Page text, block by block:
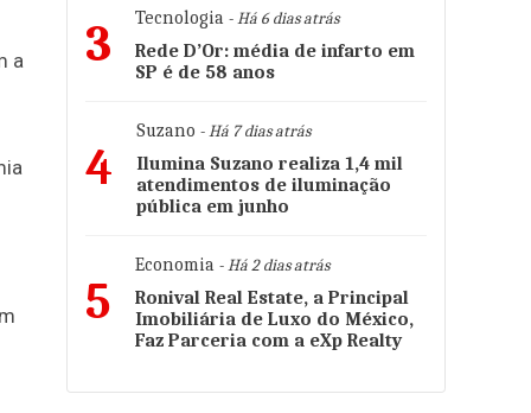
a
3 Tecnologia - Há 6 dias atrás
Rede D’Or: média de infarto em
SP é de 58 anos
4
Suzano - Há 7 dias atrás
Ilumina Suzano realiza 1,4 mil
atendimentos de iluminação
pública em junho
5
Economia - Há 2 dias atrás
Ronival Real Estate, a Principal
Imobiliária de Luxo do México,
Faz Parceria com a eXp Realty